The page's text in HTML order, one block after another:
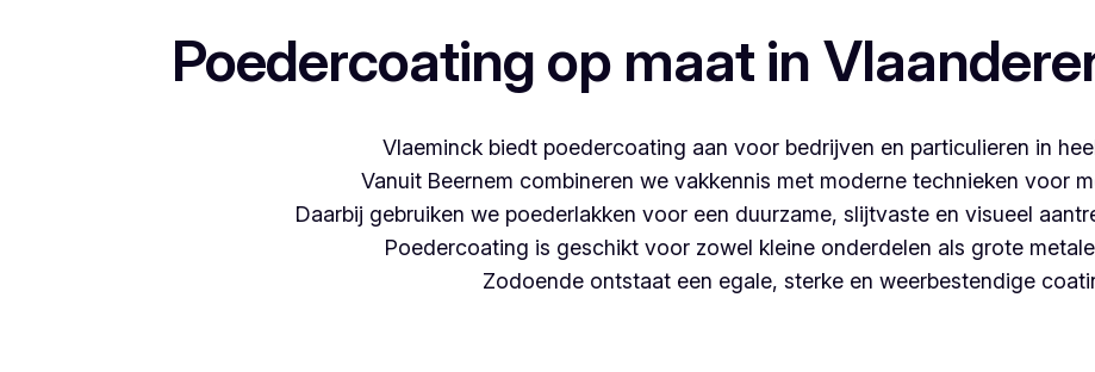
Poedercoating op maat in
Vlaeminck biedt poedercoating aan voor bedrijven en particulieren in
Vanuit Beernem combineren we vakkennis met moderne technieken voor
Daarbij gebruiken we poederlakken voor een duurzame, slijtvaste en visueel
Poedercoating is geschikt voor zowel kleine onderdelen als grote
Zodoende ontstaat een egale, sterke en weerbestendige